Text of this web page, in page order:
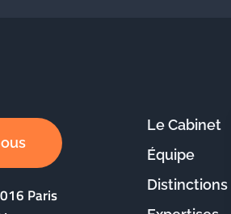
Paris
Le Cabinet
Équipe
Distinctions
Le site
Nous
vos